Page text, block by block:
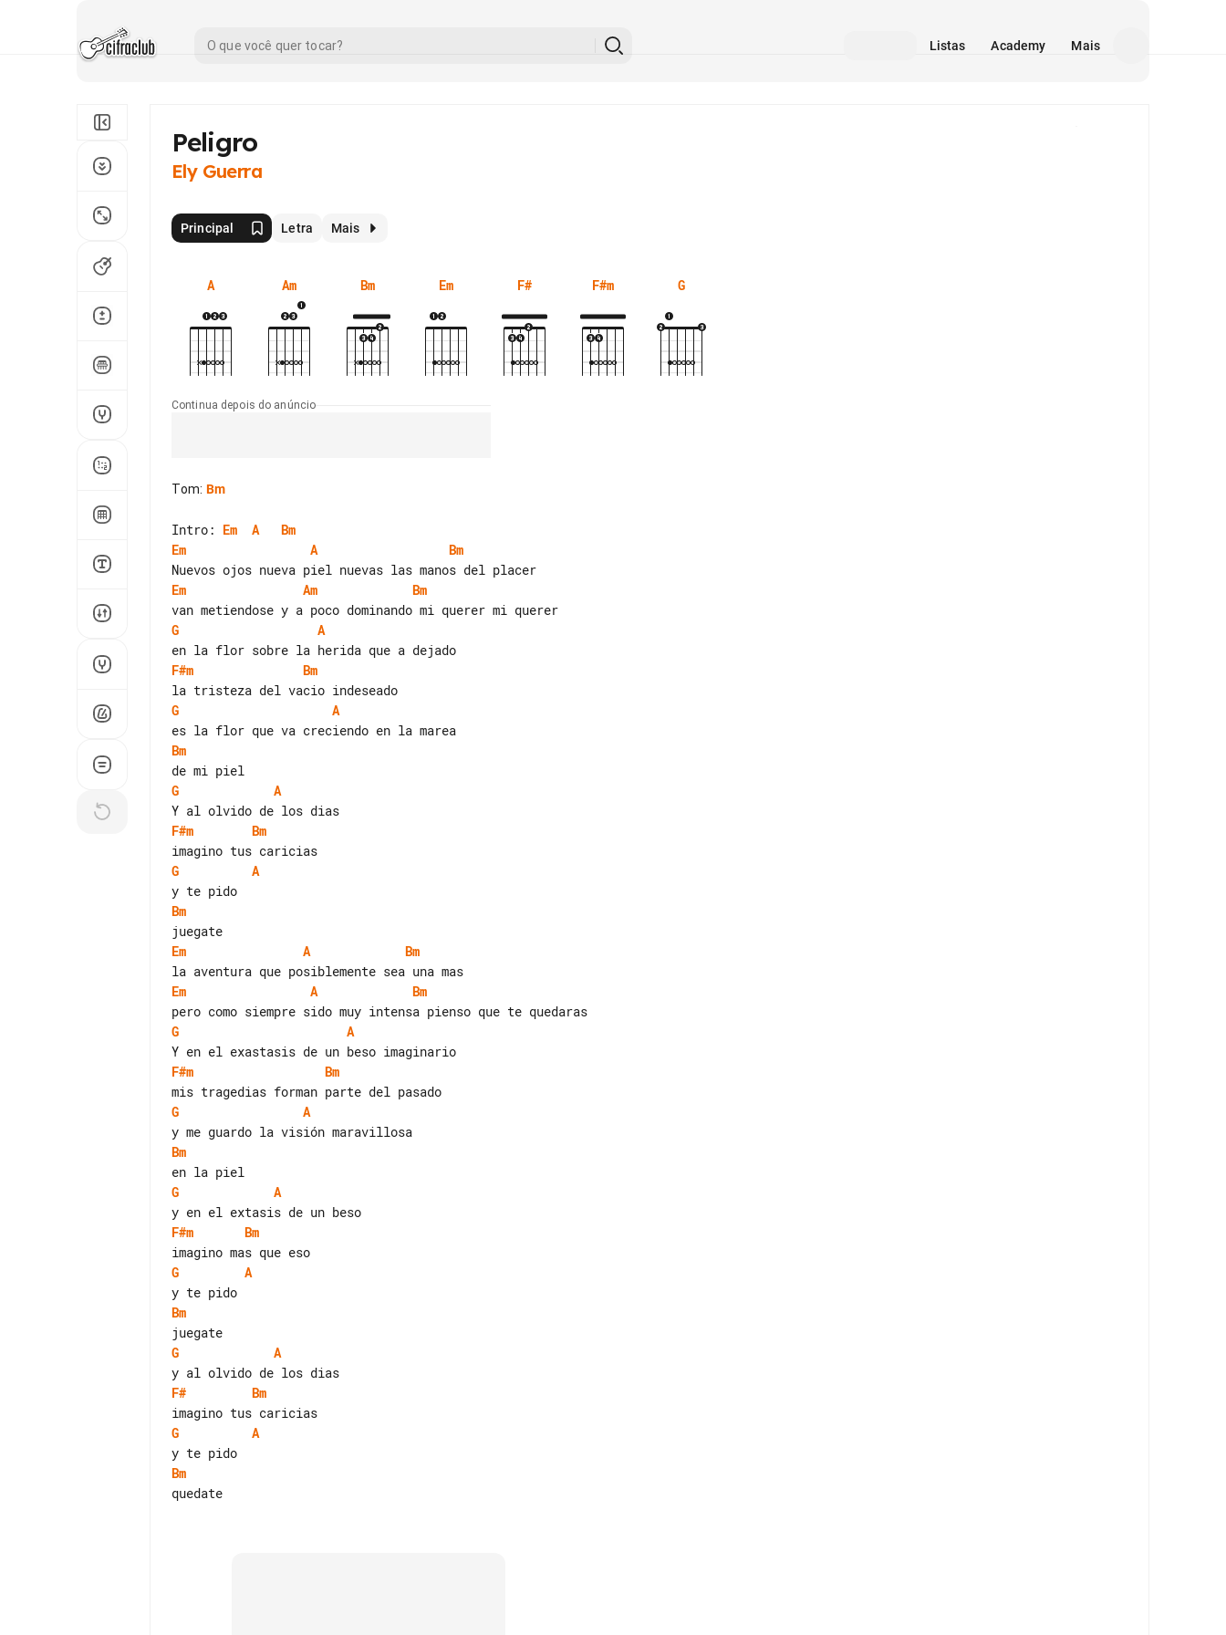
Listas Academy Mais
Peligro
Ely Guerra
Principal Letra Mais
A Am Bm Em F# F#m G
Continua depois do anúncio
Tom: Bm
Intro: Em A
Bm
Em
A
Bm
Em
Am
Bm
G
A
F#m
Bm
G
A
Bm
G
A
F#m
Bm
G
A
Bm
Em
A
Bm
Em
A
Bm
G
A
F#m
Bm
G
A
Bm
G
A
F#m
Bm
G
A
Bm
G
A
F#
Bm
G
A
Bm
quedate